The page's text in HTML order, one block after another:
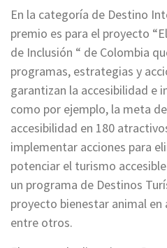
En la categoría de Destino
premio es para el proyecto
de Inclusión “ de Colombia
programas, estrategias y
garantizan la accesibilidad e
como por ejemplo, la meta
accesibilidad en 180
implementar acciones para
potenciar el turismo
un programa de Destinos
proyecto bienestar animal
entre otros.